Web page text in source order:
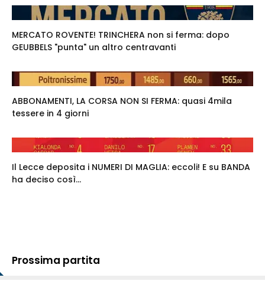
MERCATO ROVENTE! TRINCHERA non si ferma: dopo
GEUBBELS "punta" un altro centravanti
ABBONAMENTI, LA CORSA NON SI FERMA: quasi 4mila
tessere in 4 giorni
Il Lecce deposita i NUMERI DI MAGLIA: eccoli! E su BANDA
ha deciso così...
Prossima partita